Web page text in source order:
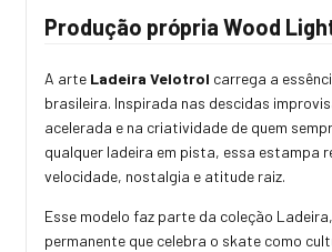
Produção própria Wood
A arte Ladeira Velotrol carrega a
brasileira. Inspirada nas descidas
acelerada e na criatividade de quem
qualquer ladeira em pista, essa estampa
velocidade, nostalgia e atitude raiz.
Esse modelo faz parte da coleção
permanente que celebra o skate como